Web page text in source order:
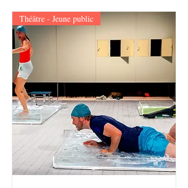
Théâtre - Jeune public